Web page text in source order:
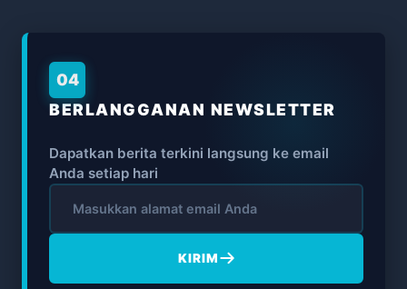
04
BERLANGGANAN NEWSLETTER
Dapatkan berita terkini langsung ke email
Anda setiap hari
KIRIM